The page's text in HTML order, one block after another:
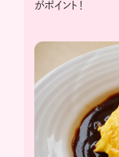
がポイント！